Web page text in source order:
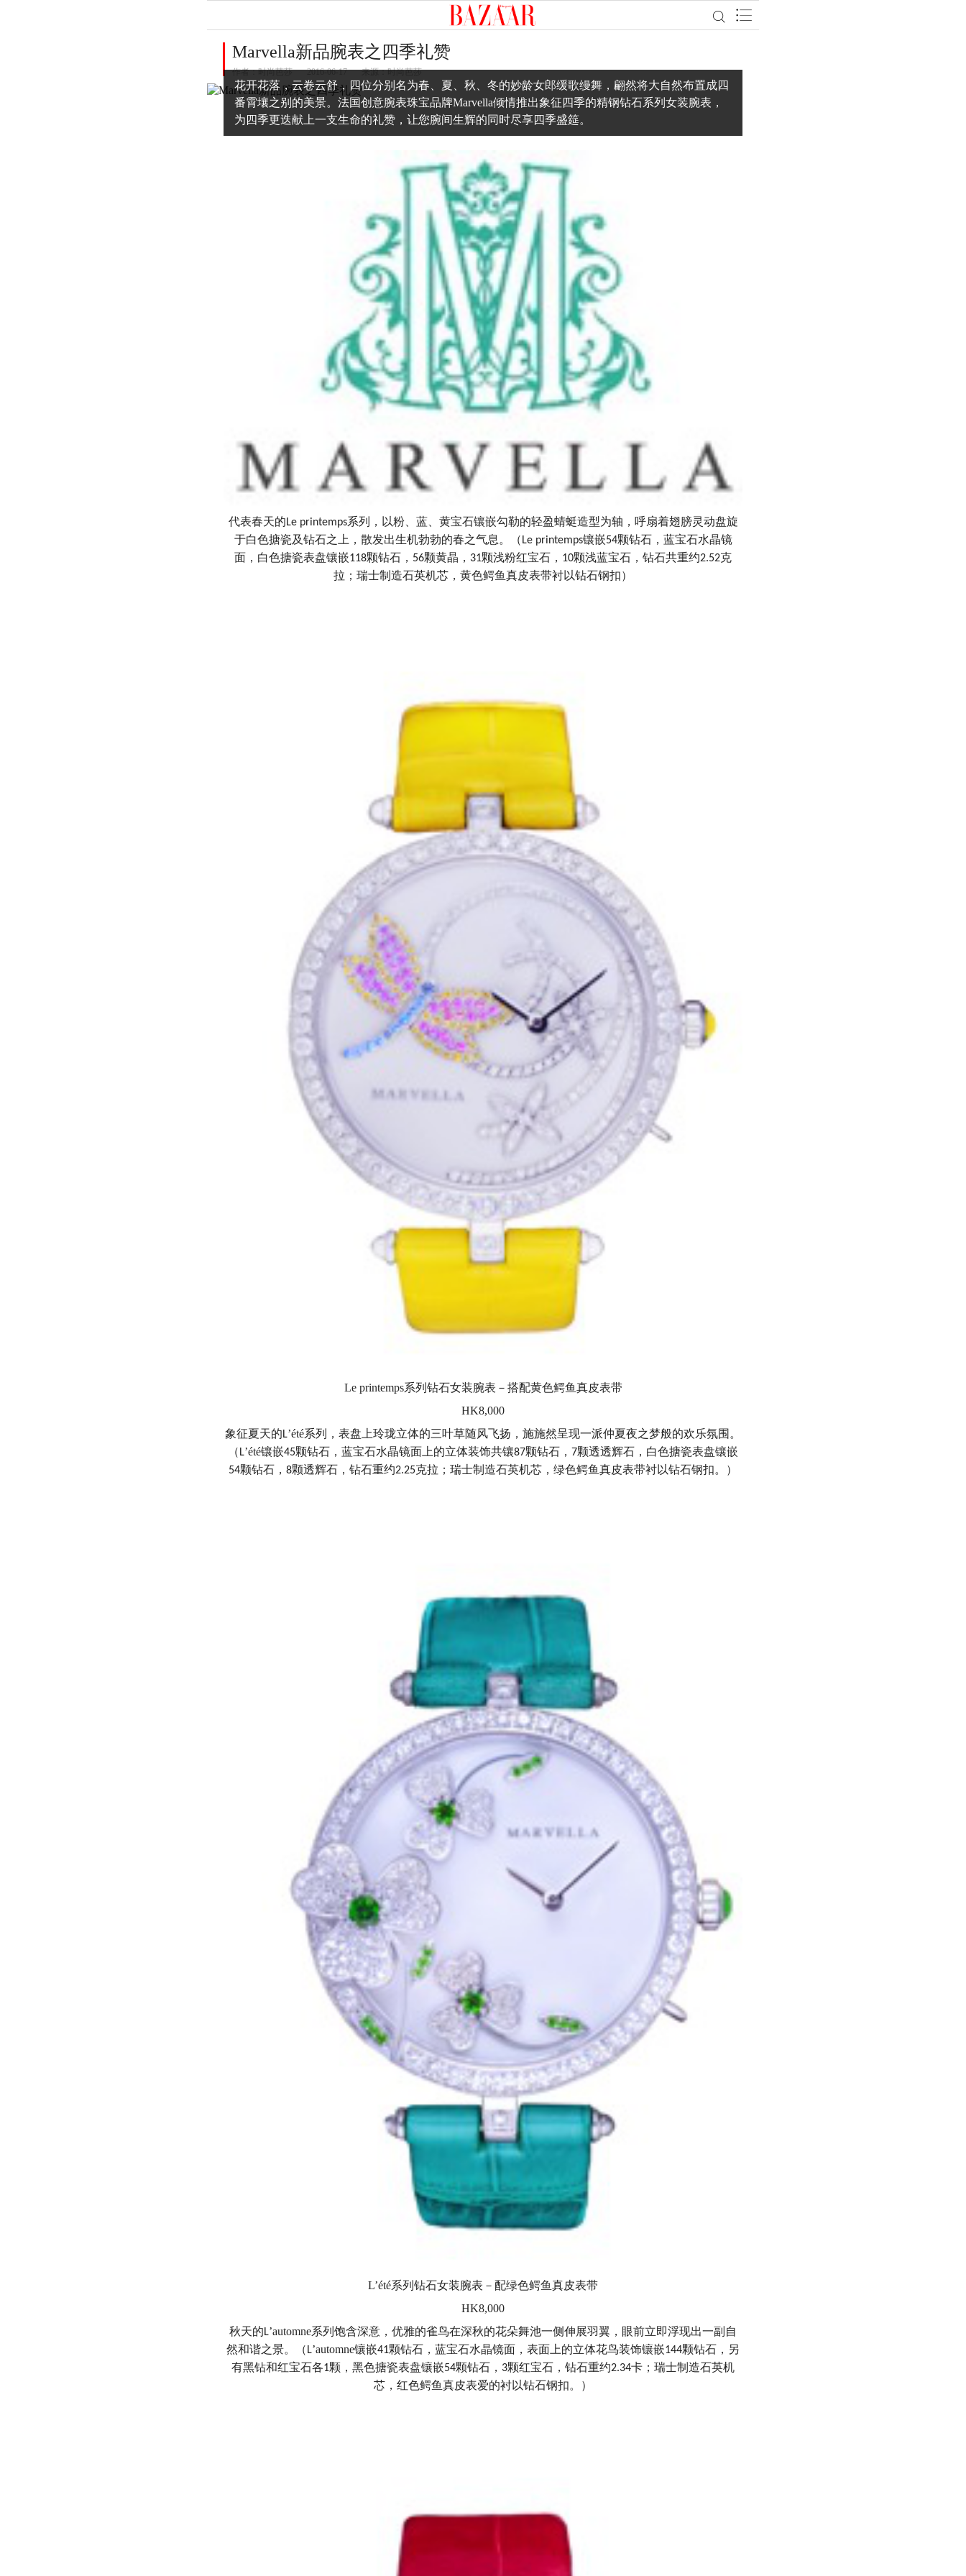
Marvella新品腕表之四季礼赞
作者：时尚芭莎 2016-06-17 来源：时尚芭莎
花开花落，云卷云舒，四位分别名为春、夏、秋、冬的妙龄女郎缓歌缦舞，翩然将大自然布置成四
番霄壤之别的美景。法国创意腕表珠宝品牌Marvella倾情推出象征四季的精钢钻石系列女装腕表，
为四季更迭献上一支生命的礼赞，让您腕间生辉的同时尽享四季盛筵。
代表春天的Le printemps系列，以粉、蓝、黄宝石镶嵌勾勒的轻盈蜻蜓造型为轴，呼扇着翅膀灵动盘旋
于白色搪瓷及钻石之上，散发出生机勃勃的春之气息。（Le printemps镶嵌54颗钻石，蓝宝石水晶镜
面，白色搪瓷表盘镶嵌118颗钻石， 56颗黄晶， 31颗浅粉红宝石， 10颗浅蓝宝石，钻石共重约2.52克
拉；瑞士制造石英机芯，黄色鳄鱼真皮表带衬以钻石钢扣）
Le printemps系列钻石女装腕表－搭配黄色鳄鱼真皮表带
HK8,000
象征夏天的L’été系列，表盘上玲珑立体的三叶草随风飞扬，施施然呈现一派仲夏夜之梦般的欢乐氛围。
（L’été镶嵌45颗钻石，蓝宝石水晶镜面上的立体装饰共镶87颗钻石， 7颗透透辉石，白色搪瓷表盘镶嵌
54颗钻石， 8颗透辉石，钻石重约2.25克拉；瑞士制造石英机芯，绿色鳄鱼真皮表带衬以钻石钢扣。）
L’été系列钻石女装腕表－配绿色鳄鱼真皮表带
HK8,000
秋天的L’automne系列饱含深意，优雅的雀鸟在深秋的花朵舞池一侧伸展羽翼，眼前立即浮现出一副自
然和谐之景。（ L’automne镶嵌41颗钻石，蓝宝石水晶镜面，表面上的立体花鸟装饰镶嵌144颗钻石，另
有黑钻和红宝石各1颗，黑色搪瓷表盘镶嵌54颗钻石， 3颗红宝石，钻石重约2.34卡；瑞士制造石英机
芯，红色鳄鱼真皮表爱的衬以钻石钢扣。）